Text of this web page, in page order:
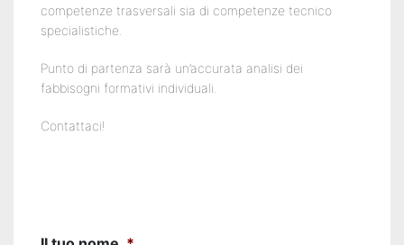
Corsi
gratuiti
per
disoccupati
competenze trasversali sia di competenze tecnico
specialistiche.
Punto di partenza sarà un’accurata analisi dei
fabbisogni formativi individuali.
Contattaci!